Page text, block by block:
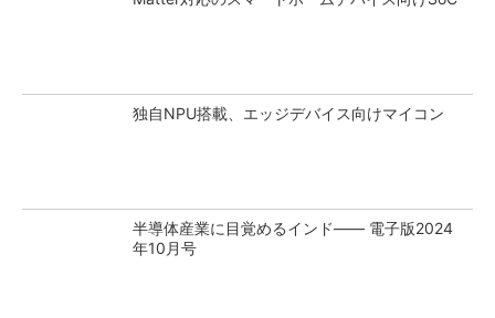
独自NPU搭載、エッジデバイス向けマイコン
半導体産業に目覚めるインド―― 電子版2024
年10月号